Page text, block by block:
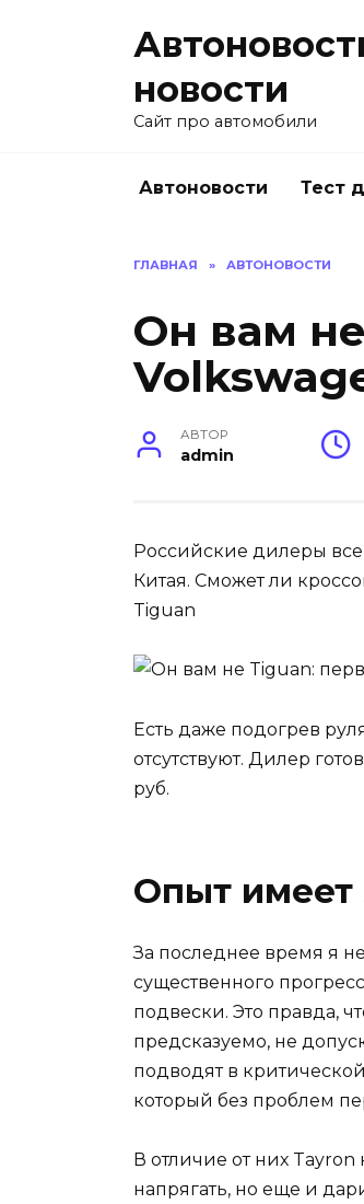
новости
Сайт про автомобили
Автоновости Тест
ГЛАВНАЯ » АВТОНОВОСТИ
Он вам
АВТОР
admin
Российские дилеры
Китая. Сможет ли
Tiguan
Есть даже подогрев
отсутствуют. Дилер
руб.
Опыт имеет
За последнее время я
существенного
подвески. Это правда,
предсказуемо, не
подводят в
который без проблем
В отличие от них
напрягать, но еще и